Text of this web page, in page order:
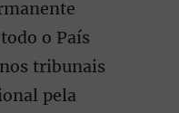
o País
tribunais
pela